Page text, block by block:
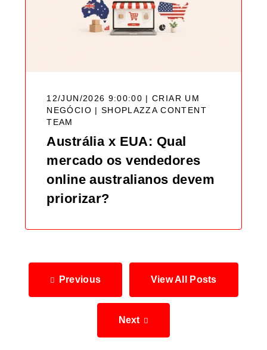
12/JUN/2026 9:00:00 | CRIAR UM
NEGÓCIO | SHOPLAZZA CONTENT
TEAM
Austrália x EUA: Qual
mercado os vendedores
online australianos devem
priorizar?
Previous View All Posts
Next